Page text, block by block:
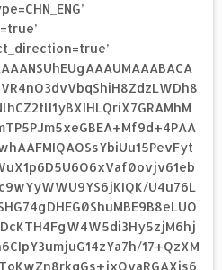
U4u76L
17+QzXM